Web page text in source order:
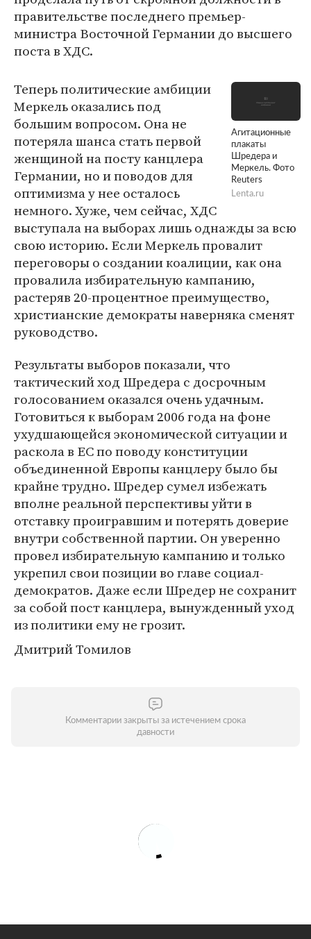
правительстве последнего премьер-
министра Восточной Германии до высшего
поста в ХДС.
Агитационные
плакаты
Шредера и
Меркель. Фото
Reuters
Lenta.ru
Теперь политические амбиции
Меркель оказались под
большим вопросом. Она не
потеряла шанса стать первой
женщиной на посту канцлера
Германии, но и поводов для
оптимизма у нее осталось
немного. Хуже, чем сейчас, ХДС
выступала на выборах лишь однажды за всю
свою историю. Если Меркель провалит
переговоры о создании коалиции, как она
провалила избирательную кампанию,
растеряв 20-процентное преимущество,
христианские демократы наверняка сменят
руководство.
Результаты выборов показали, что
тактический ход Шредера с досрочным
голосованием оказался очень удачным.
Готовиться к выборам 2006 года на фоне
ухудшающейся экономической ситуации и
раскола в ЕС по поводу конституции
объединенной Европы канцлеру было бы
крайне трудно. Шредер сумел избежать
вполне реальной перспективы уйти в
отставку проигравшим и потерять доверие
внутри собственной партии. Он уверенно
провел избирательную кампанию и только
укрепил свои позиции во главе социал-
демократов. Даже если Шредер не сохранит
за собой пост канцлера, вынужденный уход
из политики ему не грозит.
Дмитрий Томилов
Комментарии закрыты за истечением срока
давности